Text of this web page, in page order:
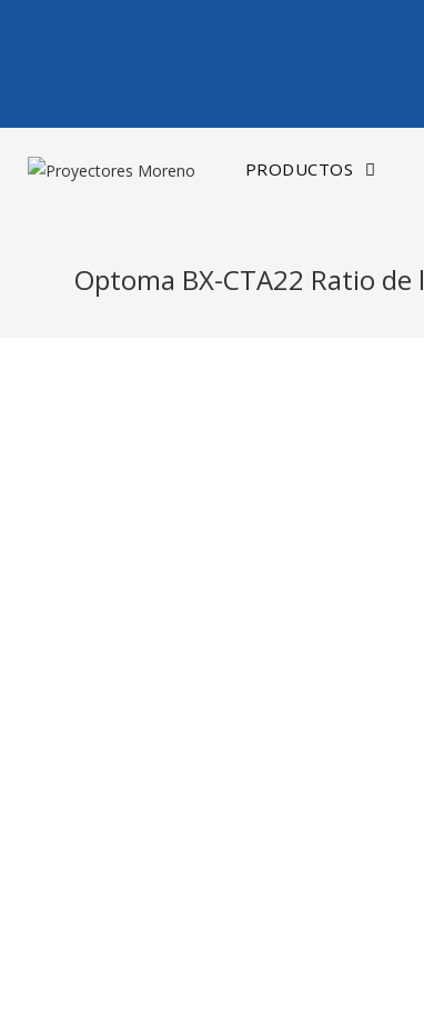
PRODUCTOS
Optoma BX-CTA22 Ratio de